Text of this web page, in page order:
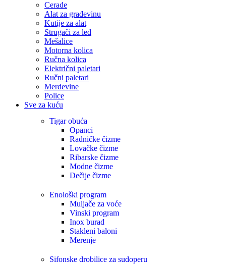
Cerade
Alat za građevinu
Kutije za alat
Strugači za led
Mešalice
Motorna kolica
Ručna kolica
Električni paletari
Ručni paletari
Merdevine
Police
Sve za kuću
Tigar obuća
Opanci
Radničke čizme
Lovačke čizme
Ribarske čizme
Modne čizme
Dečije čizme
Enološki program
Muljače za voće
Vinski program
Inox burad
Stakleni baloni
Merenje
Sifonske drobilice za sudoperu